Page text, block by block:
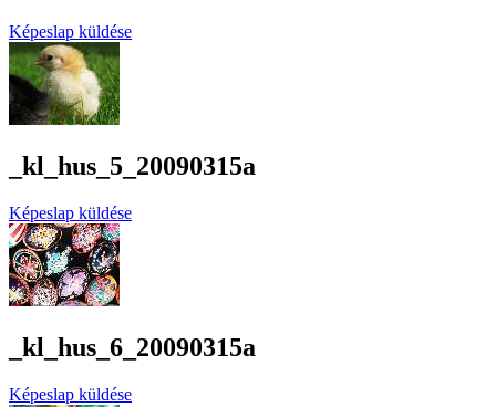
Képeslap küldése
_kl_hus_5_20090315a
Képeslap küldése
_kl_hus_6_20090315a
Képeslap küldése